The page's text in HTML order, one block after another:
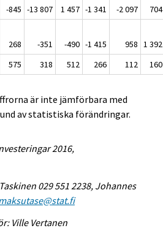
-845 -13 807 1 457 -1 341 -2 097
704
268 -351 -490 -1 415 958 1 392
575 318 512 266 112 160
är inte jämförbara med
av statistiska förändringar.
2016,
029 551 2238, Johannes
Ville Vertanen